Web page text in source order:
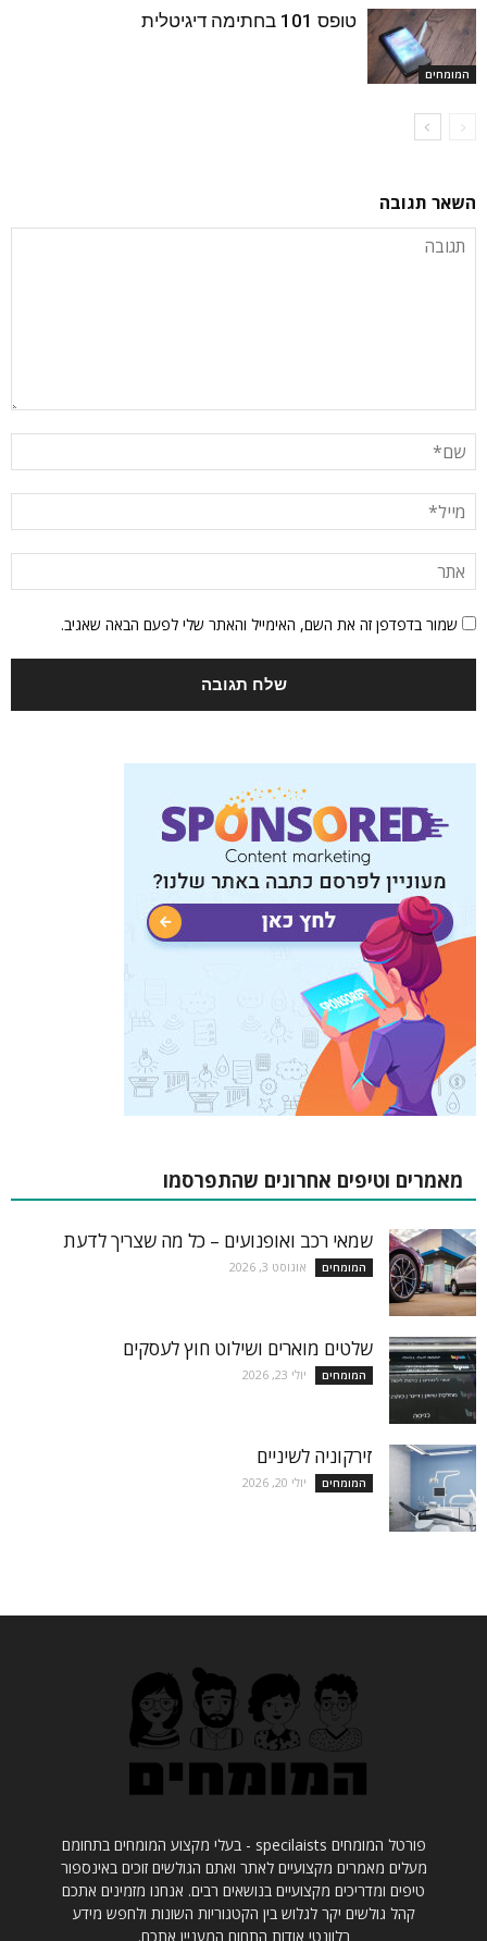
המומחים
טופס 101 בחתימה דיגיטלית
השאר תגובה
שמור בדפדפן זה את השם, האימייל והאתר שלי לפעם הבאה שאגיב.
מאמרים וטיפים אחרונים שהתפרסמו
שמאי רכב ואופנועים – כל מה שצריך לדעת
המומחים אוגוסט 3, 2026
שלטים מוארים ושילוט חוץ לעסקים
המומחים יולי 23, 2026
זירקוניה לשיניים
המומחים יולי 20, 2026
פורטל המומחים specilaists - בעלי מקצוע המומחים בתחומם
מעלים מאמרים מקצועיים לאתר ואתם הגולשים זוכים באינספור
טיפים ומדריכים מקצועיים בנושאים רבים. אנחנו מזמינים אתכם
קהל גולשים יקר לגלוש בין הקטגוריות השונות ולחפש מידע
רלוונטי אודות התחום המעניין אתכם.